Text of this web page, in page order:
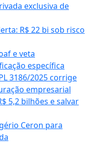
exclusiva de
R$ 22 bi sob risco
e veta
específica
3186/2025 corrige
empresarial
5,2 bilhões e salvar
Ceron para